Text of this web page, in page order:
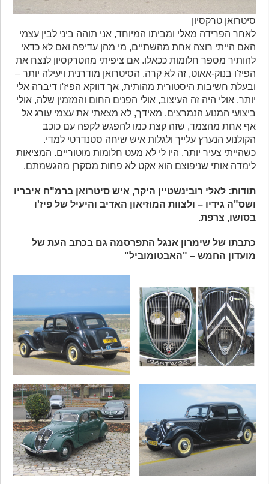
סיטרואן טרקסיון
לאחר הפרידה מאלי ומביתו המיוחד, אני תוהה ביני לבין עצמי
האם הייתי רוצה אחת מהשתיים, מי מהן עדיפה ואם לא כדאי
להותיר מספר חלומות ככאלו. אם ציפיתי מהטרקסיון לנצח את
הפיז'ו בנוק-אאוט, זה לא קרה. הסיטרואן מודרנית ויעילה יותר –
ובעלת חשיבות היסטורית מהותית, אך דווקא הפיז'ו דיברה אלי
יותר. אולי היה זה העיצוב, אולי הפנים החום והמזמין שלה, אולי
ביצועי המנוע הנמרצים. מאידך, לא מצאתי את עצמי עורג אל
אף אחת מהצמד, שזה קצת כמו להפגש לקפה עם כוכב
הקולנוע הנערץ עלייך ולגלות איש שיחה סטנדרטי למדי.
כשהייתי צעיר יותר, היו לי לא מעט חלומות מוטוריים. המציאות
לימדה אותי שניפוצם הוא אקט לא פחות מסקרן מהגשמתם.
תודות: לאלי רובינשטיין היקר, איש סיטרואן ברמ"ח איבריו
ושס"ה גידיו – ולצוות המוזיאון האדיב והיעיל של פיז'ו
בסושו, צרפת.
כתבתו של שימרון אנגל התפרסמה גם בכתב העת של
מועדון החמש – "האבטומוביל"